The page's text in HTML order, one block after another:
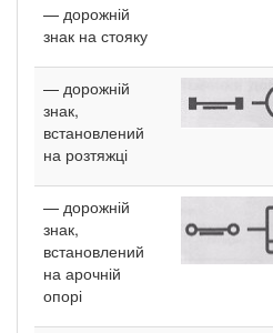
— дорожній
знак на стояку
— дорожній
знак,
встановлений
на розтяжці
— дорожній
знак,
встановлений
на арочній
опорі